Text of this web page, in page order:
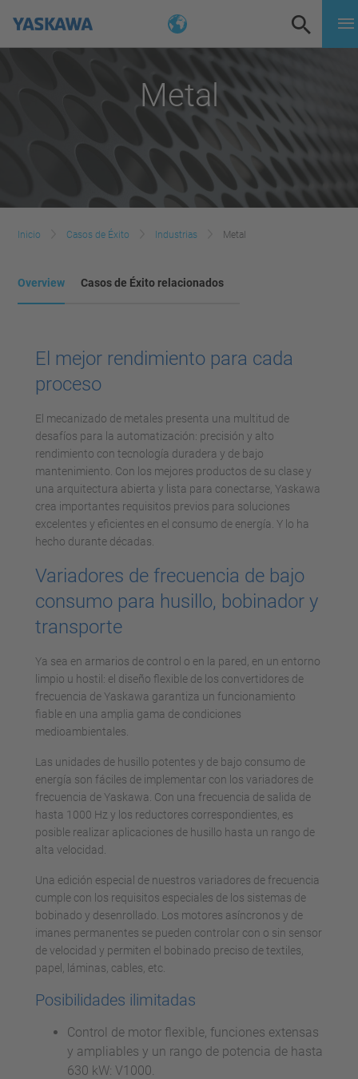
Metal
Inicio Casos de Éxito Industrias Metal
Overview Casos de Éxito relacionados
El mejor rendimiento para cada
proceso
El mecanizado de metales presenta una multitud de
desafíos para la automatización: precisión y alto
rendimiento con tecnología duradera y de bajo
mantenimiento. Con los mejores productos de su clase y
una arquitectura abierta y lista para conectarse, Yaskawa
crea importantes requisitos previos para soluciones
excelentes y eficientes en el consumo de energía. Y lo ha
hecho durante décadas.
Variadores de frecuencia de bajo
consumo para husillo, bobinador y
transporte
Ya sea en armarios de control o en la pared, en un entorno
limpio u hostil: el diseño flexible de los convertidores de
frecuencia de Yaskawa garantiza un funcionamiento
fiable en una amplia gama de condiciones
medioambientales.
Las unidades de husillo potentes y de bajo consumo de
energía son fáciles de implementar con los variadores de
frecuencia de Yaskawa. Con una frecuencia de salida de
hasta 1000 Hz y los reductores correspondientes, es
posible realizar aplicaciones de husillo hasta un rango de
alta velocidad.
Una edición especial de nuestros variadores de frecuencia
cumple con los requisitos especiales de los sistemas de
bobinado y desenrollado. Los motores asíncronos y de
imanes permanentes se pueden controlar con o sin sensor
de velocidad y permiten el bobinado preciso de textiles,
papel, láminas, cables, etc.
Posibilidades ilimitadas
Control de motor flexible, funciones extensas
y ampliables y un rango de potencia de hasta
630 kW: V1000.